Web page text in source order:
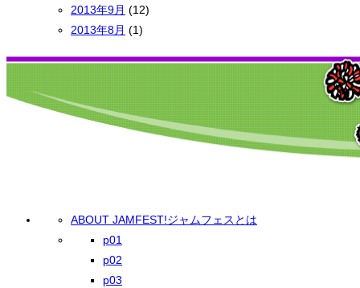
2013年9月 (12)
2013年8月 (1)
ABOUT JAMFEST!ジャムフェスとは
p01
p02
p03